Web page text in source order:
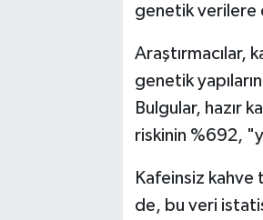
genetik verilere
Araştırmacılar,
genetik
Bulgular, hazır
riskinin %692,
Kafeinsiz
de, bu veri